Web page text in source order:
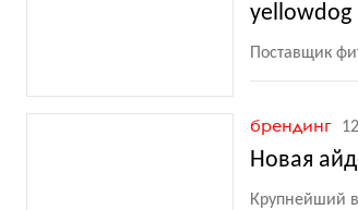
yellowdog
Поставщик
брендинг
Новая
Крупнейший